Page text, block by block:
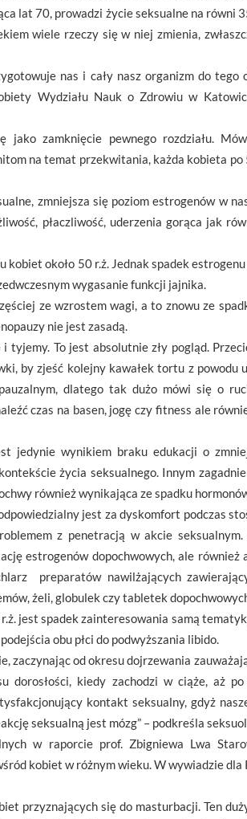
lat 70, prowadzi życie seksualne na równi
wiele rzeczy się w niej zmienia,
nas i cały nasz organizm do tego
Wydziału Nauk o Zdrowiu w
zamknięcie pewnego rozdziału.
na temat przekwitania, każda kobieta po
zmniejsza się poziom estrogenów w
płaczliwość, uderzenia gorąca jak
około 50 r.ż. Jednak spadek
wygasanie funkcji jajnika.
ze wzrostem wagi, a to znowu ze
nie jest zasadą.
tyjemy. To jest absolutnie zły pogląd.
by zjeść kolejny kawałek tortu z powodu
dlatego tak dużo mówi się o
czas na basen, jogę czy fitness ale
jedynie wynikiem braku edukacji o
życia seksualnego. Innym
również wynikająca ze spadku
jest za dyskomfort podczas
z penetracją w akcie
estrogenów dopochwowych, ale
preparatów nawilżających
żeli, globulek czy tabletek
jest spadek zainteresowania samą
obu płci do podwyższania libido.
zaczynając od okresu dojrzewania
dorosłości, kiedy zachodzi w ciąże, aż
kontakt seksualny, gdyż
seksualną jest mózg” – podkreśla
w raporcie prof. Zbigniewa Lwa
kobiet w różnym wieku. W wywiadzie dla
przyznających się do masturbacji. Ten